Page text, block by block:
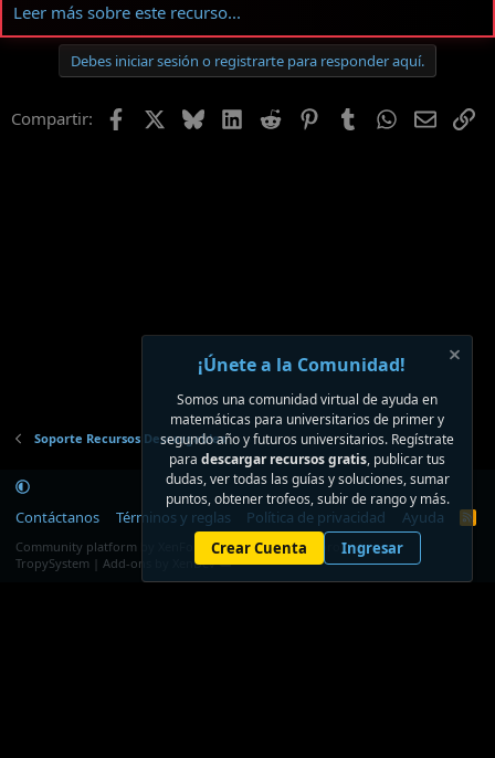
¡Hola a todos mis estudiantes, chicos, chicas y futuros ingenieros
de la comunidad! Profesor Teófilo Teves saludando por aquí.
Leer más sobre este recurso...
Debes iniciar sesión o registrarte para responder aquí.
Compartir: Facebook BlueskyLinkedIn
Reddit PinterestTumblr WhatsApp
Email
Soporte Recursos Descargables
Contáctanos Términos y reglas Política de privacidad Ayuda
R
Community platform by XenForo ® © 2010-2026 XenForo Ltd.
TropySystem | Add-ons by XenDev ☁️
¡Únete a la Comunidad!
Somos una comunidad virtual de ayuda en
matemáticas para universitarios de primer y
segundo año y futuros universitarios. Regístrate
para descargar recursos gratis, publicar tus
dudas, ver todas las guías y soluciones, sumar
puntos, obtener trofeos, subir de rango y más.
Crear Cuenta Ingresar